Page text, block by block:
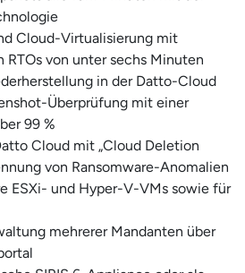
Cloud-Virtualisierung mit
von unter sechs Minuten
in der Datto-Cloud
Überprüfung mit einer
99 %
Cloud mit „Cloud Deletion
von Ransomware-Anomalien
ESXi- und Hyper-V-VMs sowie für
mehrerer Mandanten über